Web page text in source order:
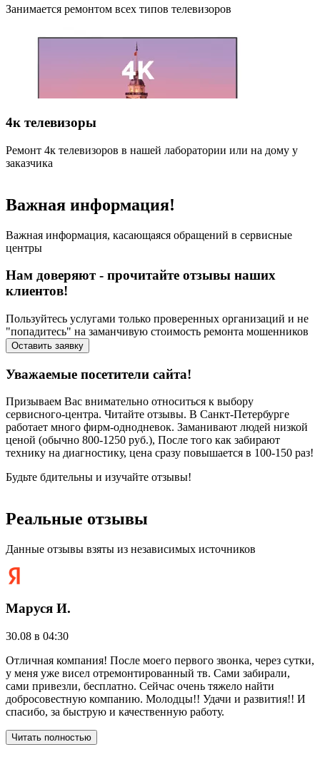
Занимается ремонтом всех типов телевизоров
4к телевизоры
Ремонт 4к телевизоров в нашей лаборатории или на дому у
заказчика
Важная информация!
Важная информация, касающаяся обращений в сервисные
центры
Нам доверяют - прочитайте отзывы наших
клиентов!
Пользуйтесь услугами только проверенных организаций и не
"попадитесь" на заманчивую стоимость ремонта мошенников
Оставить заявку
Уважаемые посетители сайта!
Призываем Вас внимательно относиться к выбору
сервисного-центра. Читайте отзывы. В Санкт-Петербурге
работает много фирм-однодневок. Заманивают людей низкой
ценой (обычно 800-1250 руб.), После того как забирают
технику на диагностику, цена сразу повышается в 100-150 раз!
Будьте бдительны и изучайте отзывы!
Реальные отзывы
Данные отзывы взяты из независимых источников
Маруся И.
30.08 в 04:30
Отличная компания! После моего первого звонка, через сутки,
у меня уже висел отремонтированный тв. Сами забирали,
сами привезли, бесплатно. Сейчас очень тяжело найти
добросовестную компанию. Молодцы!! Удачи и развития!! И
спасибо, за быструю и качественную работу.
Читать полностью